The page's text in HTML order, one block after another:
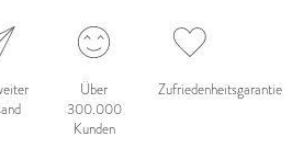
Über
300.000
Kunden
Zufriedenheitsgarantie